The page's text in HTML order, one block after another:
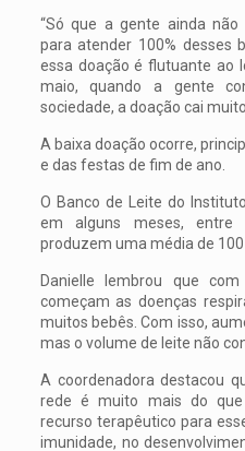
“Só que a gente ainda
para atender 100% desses
essa doação é flutuante ao
maio, quando a gente
sociedade, a doação cai
A baixa doação ocorre,
e das festas de fim de ano.
O Banco de Leite do
em alguns meses,
produzem uma média de
Danielle lembrou que
começam as doenças
muitos bebês. Com isso,
mas o volume de leite não
A coordenadora destacou
rede é muito mais do
recurso terapêutico para
imunidade, no